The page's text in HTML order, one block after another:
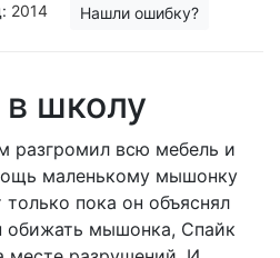
2014 Нашли ошибку?
школу
разгромил всю мебель и
маленькому мышонку
пока он объяснял
обижать мышонка, Спайк